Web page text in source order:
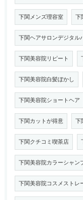
下関メンズ理容室 下
下関ヘアサロンデジタル
下関美容院リピート
下関美容院白髪ぼかし
下関美容院ショートヘア
下関カットが得意 下
下関クチコミ喫茶店
下関美容院カラーシャン
下関美容院コスメストレ